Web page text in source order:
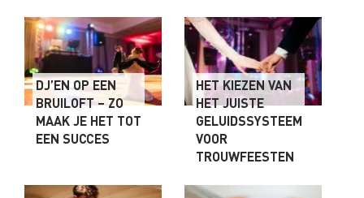
DJ’EN OP EEN
BRUILOFT – ZO
MAAK JE HET TOT
EEN SUCCES
HET KIEZEN VAN
HET JUISTE
GELUIDSSYSTEEM
VOOR
TROUWFEESTEN